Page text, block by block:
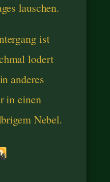
lauschen.
ist
lodert
anderes
in einen
Nebel.